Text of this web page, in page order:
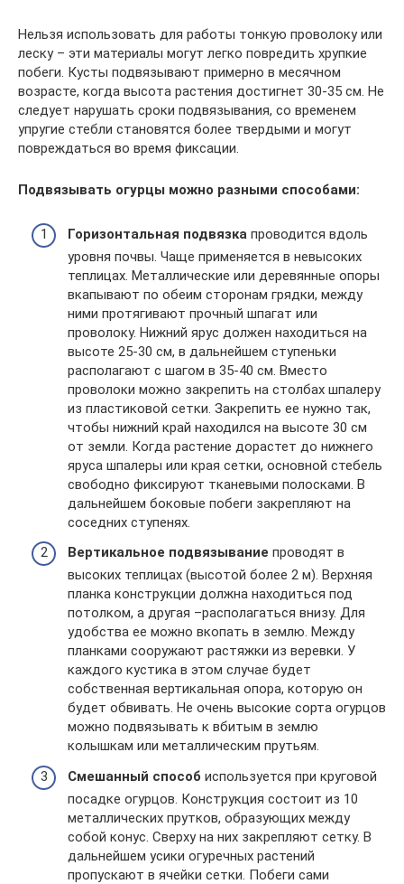
Нельзя использовать для работы тонкую проволоку или
леску – эти материалы могут легко повредить хрупкие
побеги. Кусты подвязывают примерно в месячном
возрасте, когда высота растения достигнет 30-35 см. Не
следует нарушать сроки подвязывания, со временем
упругие стебли становятся более твердыми и могут
повреждаться во время фиксации.
Подвязывать огурцы можно разными способами:
Горизонтальная подвязка проводится вдоль
уровня почвы. Чаще применяется в невысоких
теплицах. Металлические или деревянные опоры
вкапывают по обеим сторонам грядки, между
ними протягивают прочный шпагат или
проволоку. Нижний ярус должен находиться на
высоте 25-30 см, в дальнейшем ступеньки
располагают с шагом в 35-40 см. Вместо
проволоки можно закрепить на столбах шпалеру
из пластиковой сетки. Закрепить ее нужно так,
чтобы нижний край находился на высоте 30 см
от земли. Когда растение дорастет до нижнего
яруса шпалеры или края сетки, основной стебель
свободно фиксируют тканевыми полосками. В
дальнейшем боковые побеги закрепляют на
соседних ступенях.
Вертикальное подвязывание проводят в
высоких теплицах (высотой более 2 м). Верхняя
планка конструкции должна находиться под
потолком, а другая –располагаться внизу. Для
удобства ее можно вкопать в землю. Между
планками сооружают растяжки из веревки. У
каждого кустика в этом случае будет
собственная вертикальная опора, которую он
будет обвивать. Не очень высокие сорта огурцов
можно подвязывать к вбитым в землю
колышкам или металлическим прутьям.
Смешанный способ используется при круговой
посадке огурцов. Конструкция состоит из 10
металлических прутков, образующих между
собой конус. Сверху на них закрепляют сетку. В
дальнейшем усики огуречных растений
пропускают в ячейки сетки. Побеги сами